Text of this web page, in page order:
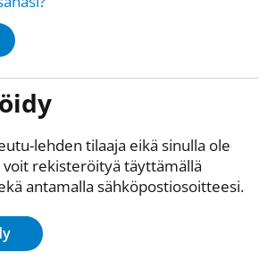
lehden tilaaja eikä sinulla ole
voit rekisteröityä täyttämällä
antamalla sähkö­posti­osoitteesi.